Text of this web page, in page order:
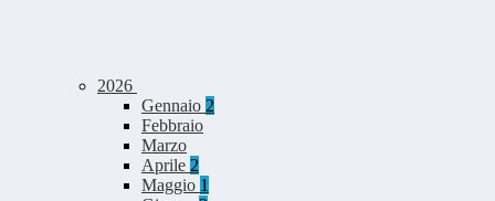
2026
Gennaio 2
Febbraio
Marzo
Aprile 2
Maggio 1